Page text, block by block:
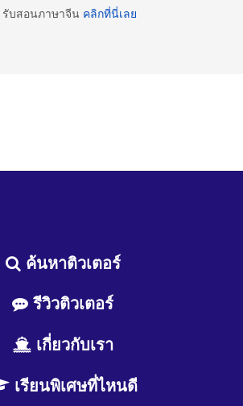
รับสอนภาษาจีน คลิกที่นี่เลย
ค้นหาติวเตอร์
รีวิวติวเตอร์
เกี่ยวกับเรา
เรียนพิเศษที่ไหนดี